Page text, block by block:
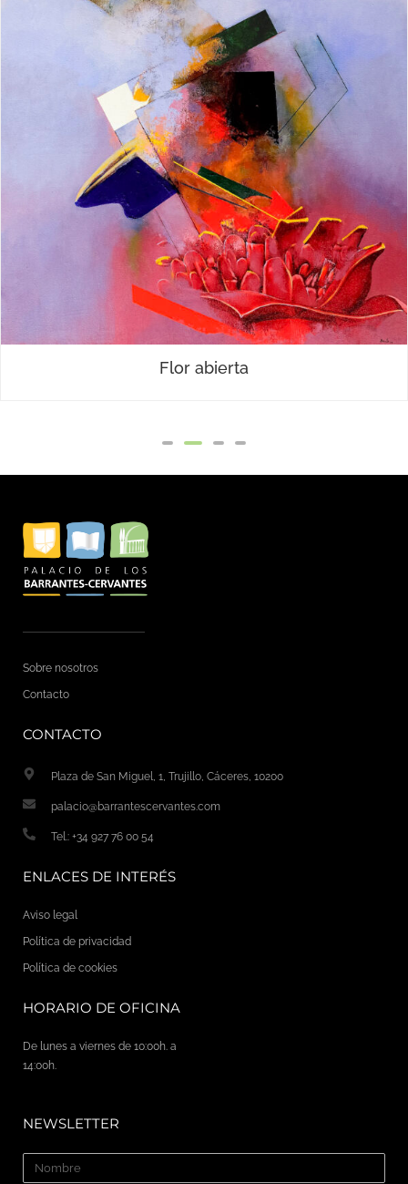
Leyendas
Sobre nosotros
CONTACTO
palacio@barrantescervantes.com
ENLACES DE INTERÉS
Aviso legal
Política de privacidad
HORARIO DE OFICINA
De lunes a viernes de 10:00h. a
NEWSLETTER